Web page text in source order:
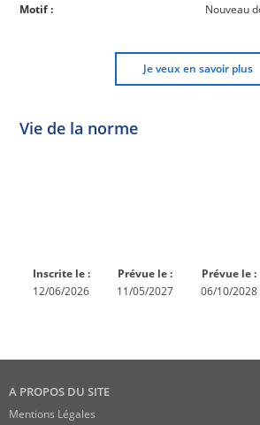
Motif :
Nouveau
Je veux en savoir plus
Vie de la norme
Inscrite le :
12/06/2026
Prévue le :
11/05/2027
Prévue le :
06/10/2028
A PROPOS DU SITE
Mentions Légales